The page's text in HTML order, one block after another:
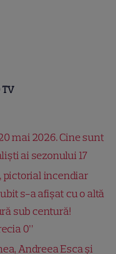
TV
mai 2026. Cine sunt
ai sezonului 17
pictorial incendiar
s-a afișat cu o altă
sub centură!
0”
Andreea Esca și